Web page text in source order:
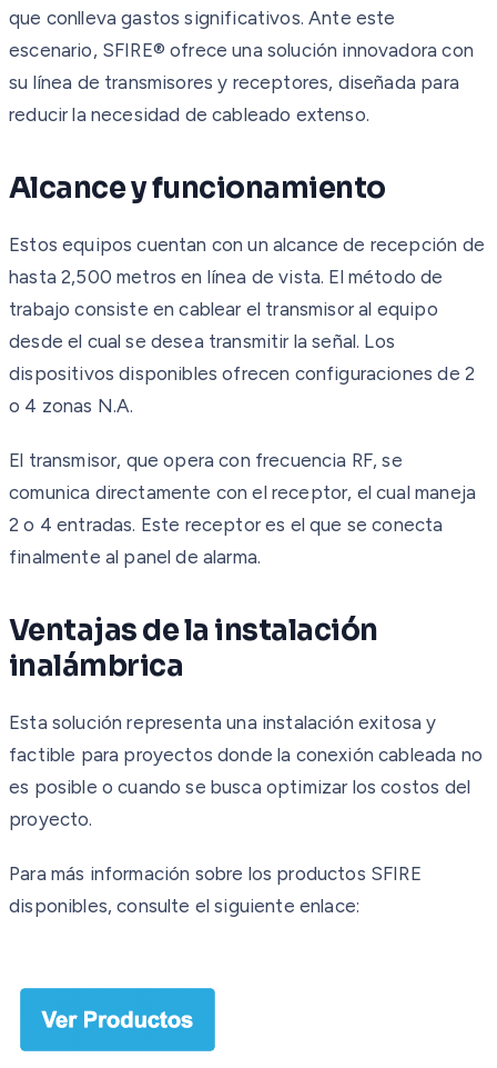
que conlleva gastos significativos. Ante este
escenario, SFIRE® ofrece una solución innovadora con
su línea de transmisores y receptores, diseñada para
reducir la necesidad de cableado extenso.
Alcance y funcionamiento
Estos equipos cuentan con un alcance de recepción de
hasta 2,500 metros en línea de vista. El método de
trabajo consiste en cablear el transmisor al equipo
desde el cual se desea transmitir la señal. Los
dispositivos disponibles ofrecen configuraciones de 2
o 4 zonas N.A.
El transmisor, que opera con frecuencia RF, se
comunica directamente con el receptor, el cual maneja
2 o 4 entradas. Este receptor es el que se conecta
finalmente al panel de alarma.
Ventajas de la instalación
inalámbrica
Esta solución representa una instalación exitosa y
factible para proyectos donde la conexión cableada no
es posible o cuando se busca optimizar los costos del
proyecto.
Para más información sobre los productos SFIRE
disponibles, consulte el siguiente enlace: